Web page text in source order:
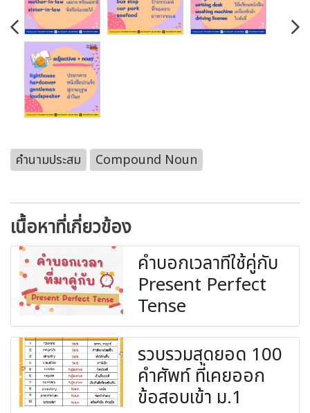
คำนามประสม Compound Noun
เนื้อหาที่เกี่ยวข้อง
คำบอกเวลาที่ใช้คู่กับ
Present Perfect
Tense
รวบรวมสุดยอด 100
คำศัพท์ ที่เคยออก
ข้อสอบเข้า ม.1